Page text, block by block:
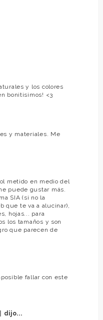
y los colores
bonitisimos! <3
y materiales. Me
metido en medio del
puede gustar más.
SIA (si no la
que te va a alucinar),
hojas... para
los tamaños y son
que parecen de
fallar con este
dijo...